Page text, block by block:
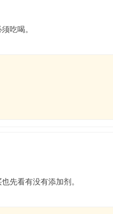
吃喝。
先看有没有添加剂。